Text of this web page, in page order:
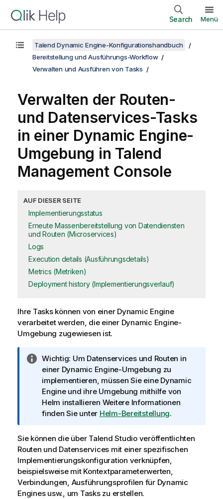
Search Menü
Talend Dynamic Engine-Konfigurationshandbuch
Bereitstellung und Ausführungs-Workflow
Verwalten und Ausführen von Tasks
Verwalten der Routen-
und Datenservices-Tasks
in einer Dynamic Engine-
Umgebung in Talend
Management Console
AUF DIESER SEITE
Implementierungsstatus
Erneute Massenbereitstellung von Datendiensten
und Routen (Microservices)
Logs
Execution details (Ausführungsdetails)
Metrics (Metriken)
Deployment history (Implementierungsverlauf)
Ihre Tasks können von einer Dynamic Engine
verarbeitet werden, die einer Dynamic Engine-
Umgebung zugewiesen ist.
I
n
f
o
r
m
t
o
n
s
h
Wichtig: Um Datenservices und Routen in
einer Dynamic Engine-Umgebung zu
implementieren, müssen Sie eine Dynamic
Engineund ihre Umgebung mithilfe von
Helm installieren Weitere Informationen
finden Sie unter Helm-Bereitstellung.
Sie können die über Talend Studioveröffentlichten
Routen und Datenservices mit einer spezifischen
Implementierungskonfiguration verknüpfen,
beispielsweise mit Kontextparameterwerten,
Verbindungen, Ausführungsprofilen für Dynamic
Engines usw., um Tasks zu erstellen.